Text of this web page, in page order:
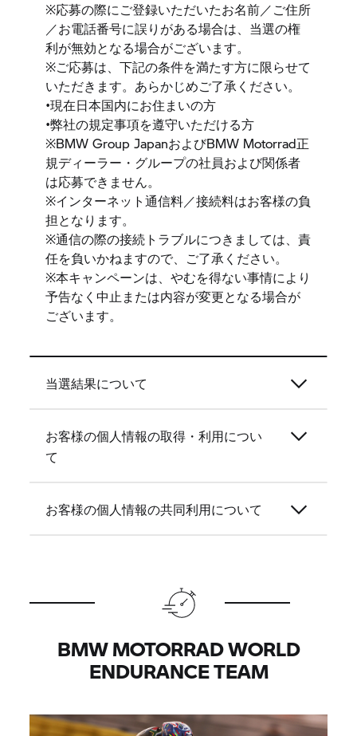
※応募の際にご登録いただいたお名前／ご住所
／お電話番号に誤りがある場合は、当選の権
利が無効となる場合がございます。
※ご応募は、下記の条件を満たす方に限らせて
いただきます。あらかじめご了承ください。
•現在日本国内にお住まいの方
•弊社の規定事項を遵守いただける方
※BMW Group JapanおよびBMW Motorrad正
規ディーラー・グループの社員および関係者
は応募できません。
※インターネット通信料／接続料はお客様の負
担となります。
※通信の際の接続トラブルにつきましては、責
任を負いかねますので、ご了承ください。
※本キャンペーンは、やむを得ない事情により
予告なく中止または内容が変更となる場合が
ございます。
当選結果について
お客様の個人情報の取得・利用につい
て
お客様の個人情報の共同利用について
BMW MOTORRAD WORLD
ENDURANCE TEAM